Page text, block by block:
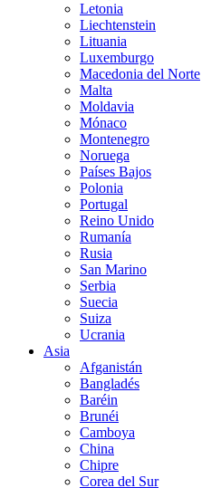
Letonia
Liechtenstein
Lituania
Luxemburgo
Macedonia del Norte
Malta
Moldavia
Mónaco
Montenegro
Noruega
Países Bajos
Polonia
Portugal
Reino Unido
Rumanía
Rusia
San Marino
Serbia
Suecia
Suiza
Ucrania
Asia
Afganistán
Bangladés
Baréin
Brunéi
Camboya
China
Chipre
Corea del Sur